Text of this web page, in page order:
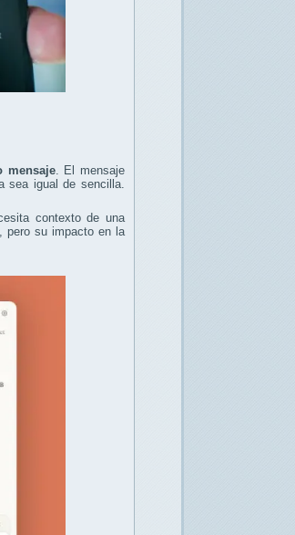
mensaje. El mensaje
sea igual de sencilla.
contexto de una
pero su impacto en la